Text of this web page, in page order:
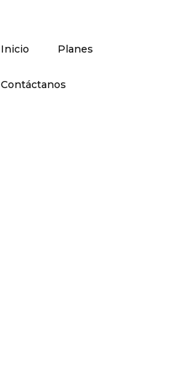
Inicio Planes
Contáctanos